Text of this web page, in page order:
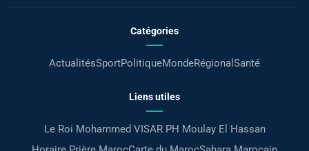
Catégories
ActualitésSportPolitiqueMondeRégional Santé
Liens utiles
Le Roi Mohammed VISAR PH Moulay El Hassan